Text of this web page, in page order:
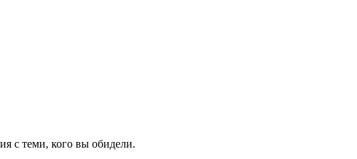
с теми, кого вы обидели.